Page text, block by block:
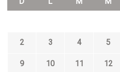
2 3 4 5
9 10 11 12